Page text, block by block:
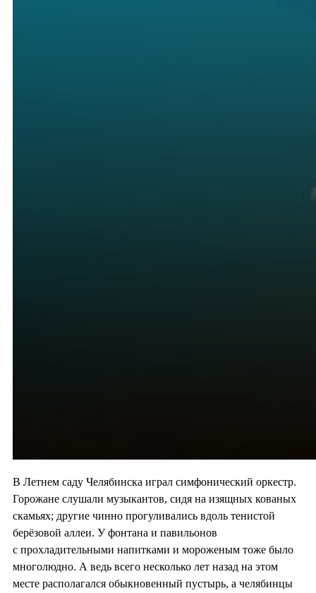
В Летнем саду Челябинска играл симфонический оркестр.
Горожане слушали музыкантов, сидя на изящных кованых
скамьях; другие чинно прогуливались вдоль тенистой
берёзовой аллеи. У фонтана и павильонов
с прохладительными напитками и мороженым тоже было
многолюдно. А ведь всего несколько лет назад на этом
месте располагался обыкновенный пустырь, а челябинцы